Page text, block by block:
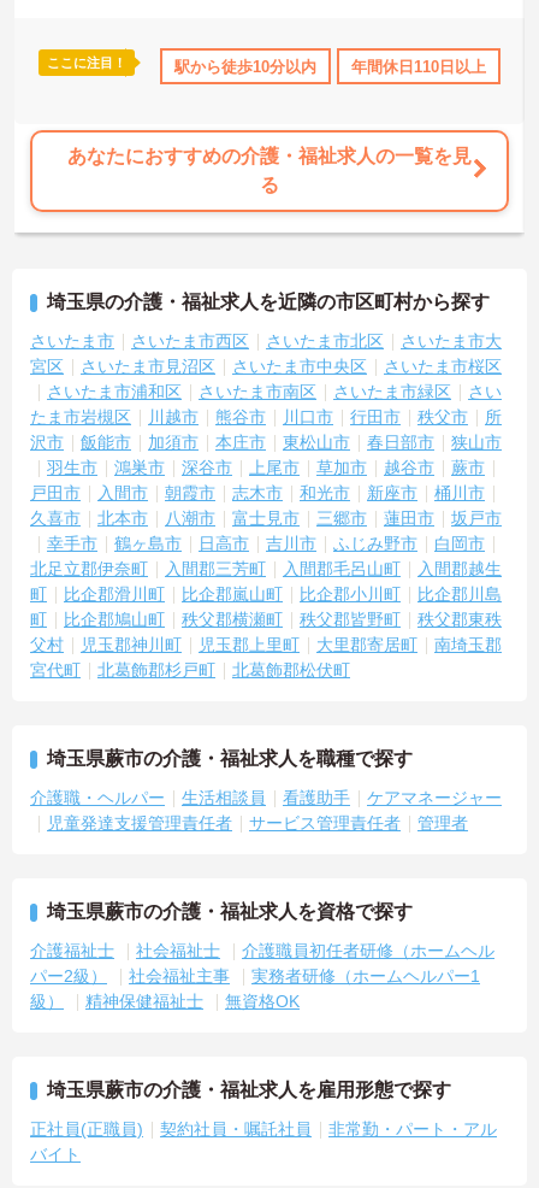
ポート 研修制度あり 産休･育休･介護休暇取得実績あり
ここに注目！ 駅から徒歩10分以内 年間休日110日以上
あなたにおすすめの介護・福祉求人の一覧を見
る
埼玉県の介護・福祉求人を近隣の市区町村から探す
さいたま市 さいたま市西区 さいたま市北区
さいたま市大
宮区
さいたま市見沼区 さいたま市中央区
さいたま市桜区
さいたま市浦和区
さいたま市南区 さいたま市緑区
さい
たま市岩槻区
川越市 熊谷市 川口市 行田市 秩父市
所
沢市
飯能市 加須市 本庄市 東松山市 春日部市
狭山市
羽生市
鴻巣市 深谷市 上尾市 草加市 越谷市
蕨市
戸田市
入間市 朝霞市 志木市 和光市 新座市
桶川市
久喜市
北本市 八潮市 富士見市 三郷市 蓮田市
坂戸市
幸手市
鶴ヶ島市 日高市 吉川市 ふじみ野市
白岡市
北足立郡伊奈町
入間郡三芳町 入間郡毛呂山町
入間郡越生
町
比企郡滑川町 比企郡嵐山町 比企郡小川町
比企郡川島
町
比企郡鳩山町 秩父郡横瀬町 秩父郡皆野町
秩父郡東秩
父村
児玉郡神川町 児玉郡上里町 大里郡寄居町
南埼玉郡
宮代町
北葛飾郡杉戸町 北葛飾郡松伏町
埼玉県蕨市の介護・福祉求人を職種で探す
介護職・ヘルパー 生活相談員 看護助手
ケアマネージャー
児童発達支援管理責任者
サービス管理責任者 管理者
埼玉県蕨市の介護・福祉求人を資格で探す
介護福祉士 社会福祉士
介護職員初任者研修（ホームヘル
パー2級）
社会福祉主事
実務者研修（ホームヘルパー1
級）
精神保健福祉士 無資格OK
埼玉県蕨市の介護・福祉求人を雇用形態で探す
正社員(正職員) 契約社員・嘱託社員
非常勤・パート・アル
バイト